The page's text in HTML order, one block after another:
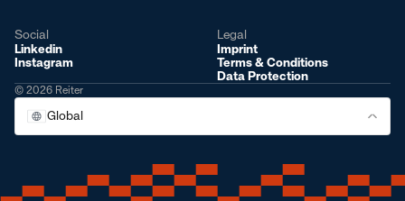
Social
Linkedin
Instagram
Legal
Imprint
Terms & Conditions
Data Protection
© 2026 Reiter
Global